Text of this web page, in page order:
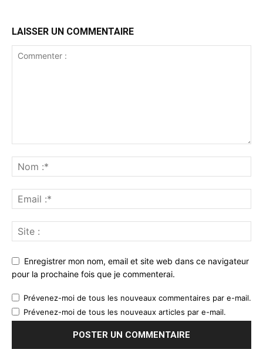
LAISSER UN COMMENTAIRE
Enregistrer mon nom, email et site web dans ce navigateur
pour la prochaine fois que je commenterai.
Prévenez-moi de tous les nouveaux commentaires par e-mail.
Prévenez-moi de tous les nouveaux articles par e-mail.